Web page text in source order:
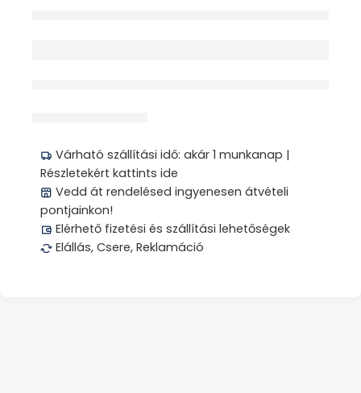
Várható szállítási idő: akár 1 munkanap |
Részletekért kattints ide
Vedd át rendelésed ingyenesen átvételi
pontjainkon!
Elérhető fizetési és szállítási lehetőségek
Elállás, Csere, Reklamáció